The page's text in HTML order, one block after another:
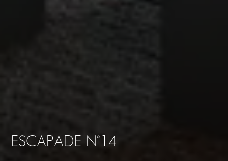
ESCAPADE N°14